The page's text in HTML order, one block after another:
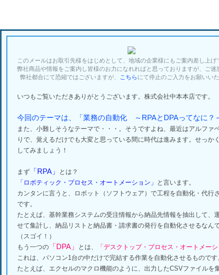
このメールはお取引先様をはじめとして、地域の企業様にもご案内差し上げ
弊社商品や情報をご案内し皆様のお力になれればと思っておりますが、ご迷
弊社都合にて恐縮ではございますが、 こちら にて停止のご入力をお願いい
いつもご覧いただきありがとうございます。株式会社中本本店です。
今回のテーマは、「業務の自動化 ～RPAとDPAってなに？
また、小難しそうなテーマで・・・。そうですよね、最近はアルファ
りで、覚えるだけでも大変と思っている間に時代は進みます。せっか
してみましょう！
まず 「RPA」
とは？
「ロボティック・プロセス・オートメーション」 と言います。
カンタンに言うと、ロボット（ソフトウェア）で工程を自動化・代行
です。
たとえば、基幹業務システムの受注情報から納品先情報を抽出して、
せて集計し、納品リストと納品書・請求書の発行を自動化させるなん
（スゴイ！）
もう一つの 「DPA」 とは、
「デスクトップ・プロセス・オートメー
これは、パソコン1台の中だけで完結する作業を自動化させるものです
たとえば、エクセルのマクロ機能のように、出力したCSVファイルを